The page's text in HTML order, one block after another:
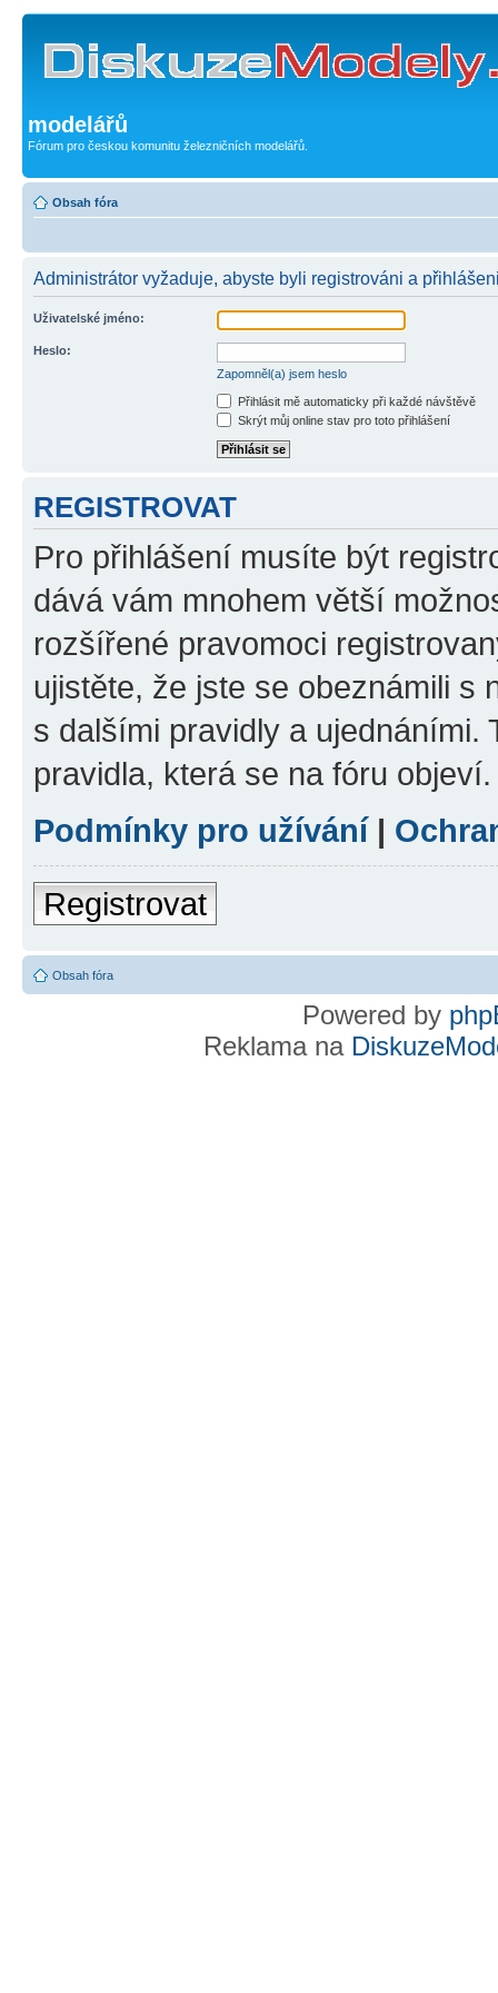
modelářů
Fórum pro českou komunitu železničních modelářů.
Obsah fóra
Administrátor vyžaduje, abyste byli registrováni a
Uživatelské jméno:
Heslo:
Zapomněl(a) jsem heslo
Přihlásit mě automaticky při každé návštěvě
Skrýt můj online stav pro toto přihlášení
REGISTROVAT
Pro přihlášení musíte být
dává vám mnohem větší
rozšířené pravomoci
ujistěte, že jste se obeznámili s
s dalšími pravidly a ujednáními.
pravidla, která se na fóru objeví.
Podmínky pro užívání |
Registrovat
Obsah fóra
Powered by
Reklama na